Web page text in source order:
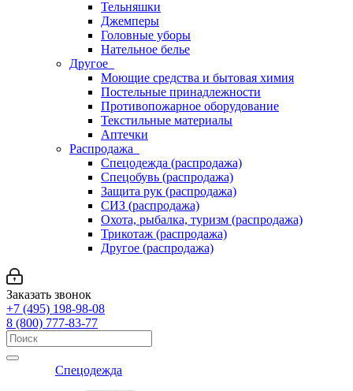
Тельняшки
Джемперы
Головные уборы
Нательное белье
Другое
Моющие средства и бытовая химия
Постельные принадлежности
Противопожарное оборудование
Текстильные материалы
Аптечки
Распродажа
Спецодежда (распродажа)
Спецобувь (распродажа)
Защита рук (распродажа)
СИЗ (распродажа)
Охота, рыбалка, туризм (распродажа)
Трикотаж (распродажа)
Другое (распродажа)
Заказать звонок
+7 (495) 198-98-08
8 (800) 777-83-77
Спецодежда